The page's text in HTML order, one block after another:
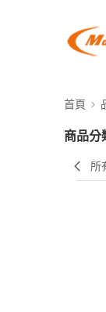
首頁
商品分
所